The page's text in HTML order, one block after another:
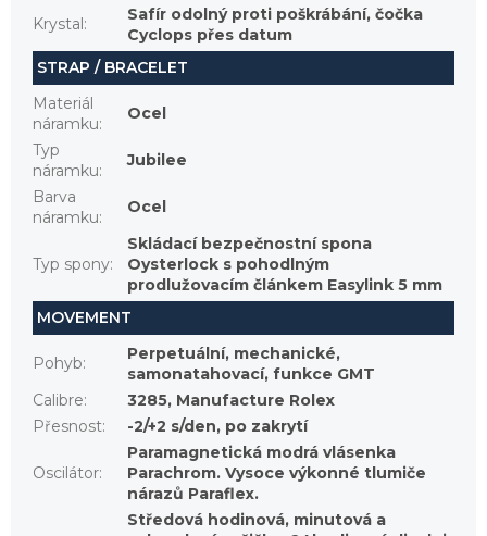
Krystal :
Safír odolný proti poškrábání, čočka
Cyclops přes datum
STRAP / BRACELET
Materiál
náramku:
Ocel
Typ
náramku:
Jubilee
Barva
náramku:
Ocel
Typ spony:
Skládací bezpečnostní spona
Oysterlock s pohodlným
prodlužovacím článkem Easylink 5 mm
MOVEMENT
Pohyb:
Perpetuální, mechanické,
samonatahovací, funkce GMT
Calibre:
3285, Manufacture Rolex
Přesnost: -2/+2 s/den, po zakrytí
Oscilátor:
Paramagnetická modrá vlásenka
Parachrom. Vysoce výkonné tlumiče
nárazů Paraflex.
Středová hodinová, minutová a